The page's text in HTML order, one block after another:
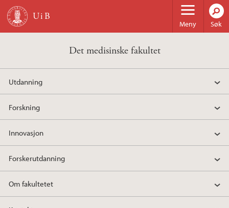
Hopp til hovedinnhold
Meny Søk
Det medisinske fakultet
Utdanning
Forskning
Innovasjon
Forskerutdanning
Om fakultetet